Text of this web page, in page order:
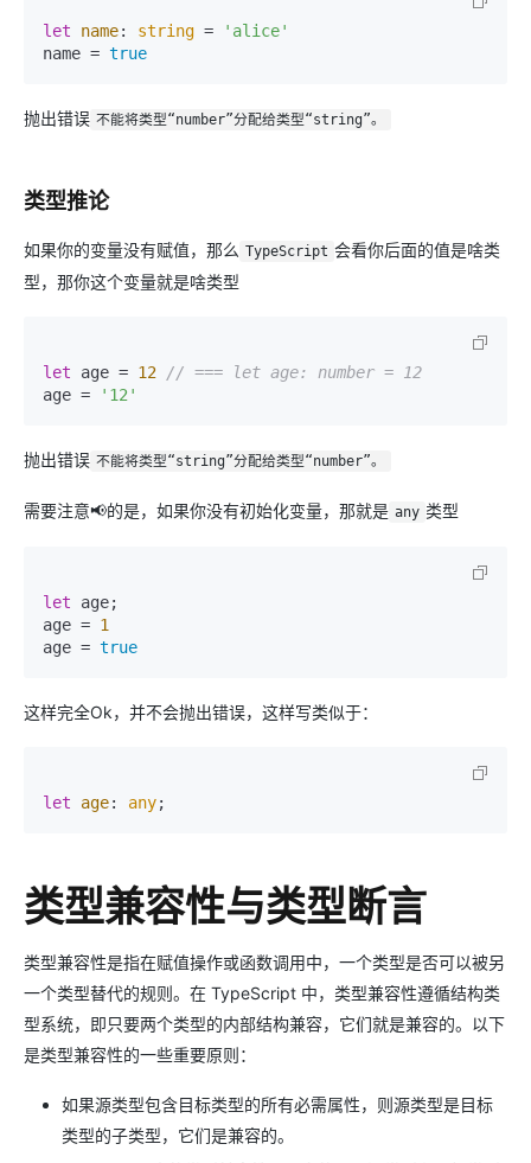
let name: string =
'alice'
name = true
抛出错误 不能将类型“number”分配给类型“string”。
类型推论
如果你的变量没有赋值，那么 TypeScript 会看你后面的值是啥类
型，那你这个变量就是啥类型
let age = 12
// === let age: number = 12
age =
'12'
抛出错误 不能将类型“string”分配给类型“number”。
需要注意📢的是，如果你没有初始化变量，那就是 any 类型
let age;
age = 1
age = true
这样完全Ok，并不会抛出错误，这样写类似于：
let age: any
类型兼容性与类型断言
类型兼容性是指在赋值操作或函数调用中，一个类型是否可以被另
一个类型替代的规则。在 TypeScript 中，类型兼容性遵循结构类
型系统，即只要两个类型的内部结构兼容，它们就是兼容的。以下
是类型兼容性的一些重要原则：
如果源类型包含目标类型的所有必需属性，则源类型是目标
类型的子类型，它们是兼容的。